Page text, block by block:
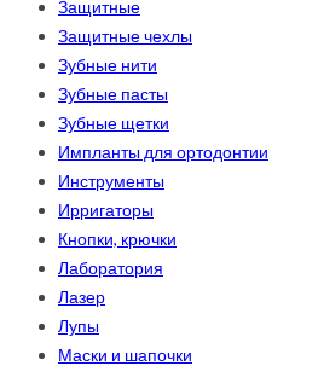
Защитные
Защитные чехлы
Зубные нити
Зубные пасты
Зубные щетки
Импланты для ортодонтии
Инструменты
Ирригаторы
Кнопки, крючки
Лаборатория
Лазер
Лупы
Маски и шапочки